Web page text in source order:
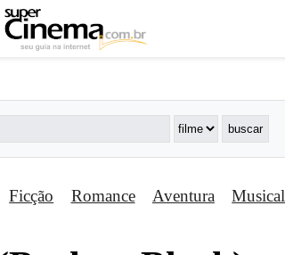
Ficção Romance Aventura Musical